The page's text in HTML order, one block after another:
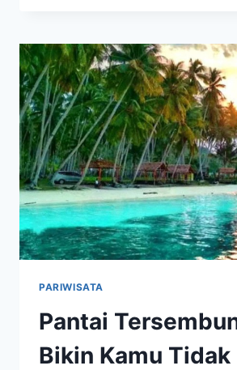
TERSEMBUNYI
YANG
BIKIN
KAMU
LUPA
PULANG!
PARIWISATA
Pantai
Bikin Kamu Tidak